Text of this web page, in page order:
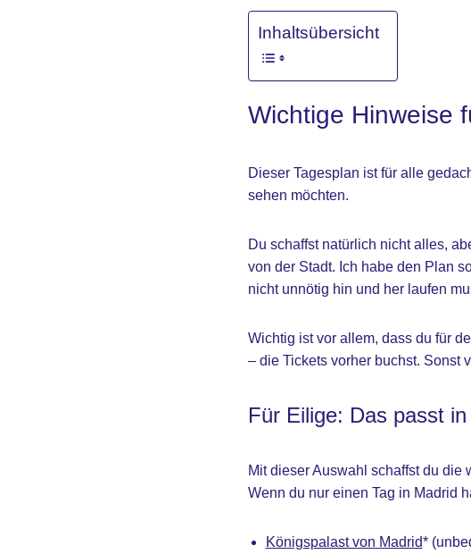
Inhaltsübersicht
Wichtige Hinweise
Dieser Tagesplan ist für alle
sehen möchten.
Du schaffst natürlich nicht alles,
von der Stadt. Ich habe den Plan
nicht unnötig hin und her laufen
Wichtig ist vor allem, dass du für
– die Tickets vorher buchst. Sonst
Für Eilige: Das passt
Mit dieser Auswahl schaffst du
Wenn du nur einen Tag in Madrid
Königspalast von Madrid*